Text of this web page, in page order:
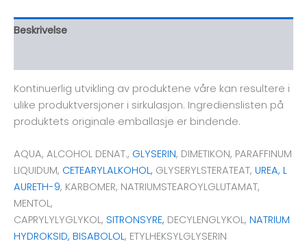
Beskrivelse
Kontinuerlig utvikling av produktene våre kan resultere i
ulike produktversjoner i sirkulasjon. Ingredienslisten på
produktets originale emballasje er bindende.
AQUA, ALCOHOL DENAT., GLYSERIN, DIMETIKON, PARAFFINUM
LIQUIDUM, CETEARYLALKOHOL, GLYSERYLSTERATEAT, UREA, L
AURETH-9, KARBOMER, NATRIUMSTEAROYLGLUTAMAT,
MENTOL,
CAPRYLYLYGLYKOL, SITRONSYRE, DECYLENGLYKOL, NATRIUM
HYDROKSID, BISABOLOL, ETYLHEKSYLGLYSERIN